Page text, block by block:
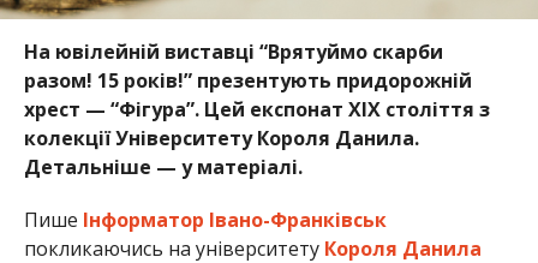
На ювілейній виставці “Врятуймо скарби
разом! 15 років!” презентують придорожній
хрест — “Фігура”. Цей експонат ХІХ століття з
колекції Університету Короля Данила.
Детальніше — у матеріалі.
Пише Інформатор Івано-Франківськ
покликаючись на університету Короля Данила